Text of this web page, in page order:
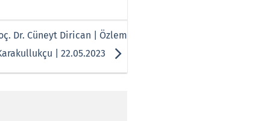
Dr. Cüneyt Dirican | Özlem
| 22.05.2023